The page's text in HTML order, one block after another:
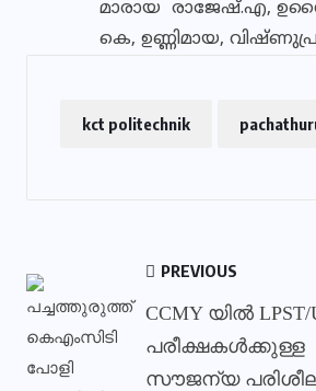
മാരായ രാജേഷ്.എ,
കെ, ഉണ്ണിമായ,
kct politechnik
PREVIOUS
CCMY യിൽ LPST/
പരീക്ഷകൾക്കുള്ള
സൗജന്യ